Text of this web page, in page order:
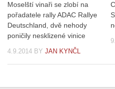
Moselští vinaři se zlobí na
pořadatele rally ADAC Rallye
Deutschland, dvě nehody
poničily nesklizené vinice
4.9.2014 BY JAN KYNČL